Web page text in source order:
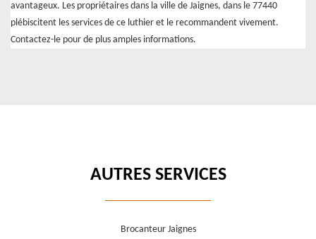
avantageux. Les propriétaires dans la ville de Jaignes, dans le 77440
plébiscitent les services de ce luthier et le recommandent vivement.
Contactez-le pour de plus amples informations.
AUTRES SERVICES
Brocanteur Jaignes